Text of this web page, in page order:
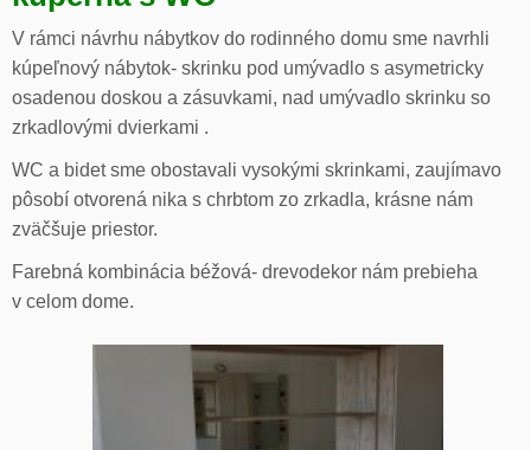
V rámci návrhu nábytkov do rodinného domu sme navrhli
kúpeľnový nábytok- skrinku pod umývadlo s asymetricky
osadenou doskou a zásuvkami, nad umývadlo skrinku so
zrkadlovými dvierkami .
WC a bidet sme obostavali vysokými skrinkami, zaujímavo
pôsobí otvorená nika s chrbtom zo zrkadla, krásne nám
zväčšuje priestor.
Farebná kombinácia béžová- drevodekor nám prebieha
v celom dome.